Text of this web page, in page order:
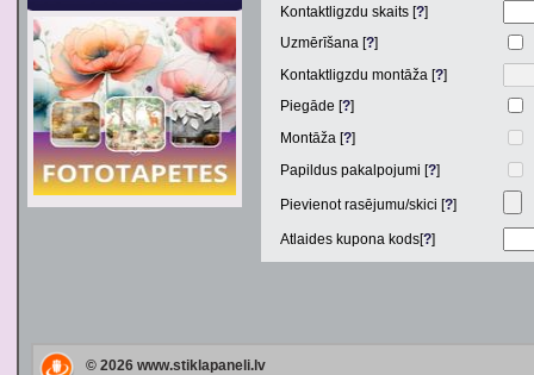
Kontaktligzdu skaits [?]
Uzmērīšana [?]
Kontaktligzdu montāža [?]
Piegāde [?]
Montāža [?]
Papildus pakalpojumi [?]
Pievienot rasējumu/skici [?]
Atlaides kupona kods[?]
© 2026 www.stiklapaneli.lv